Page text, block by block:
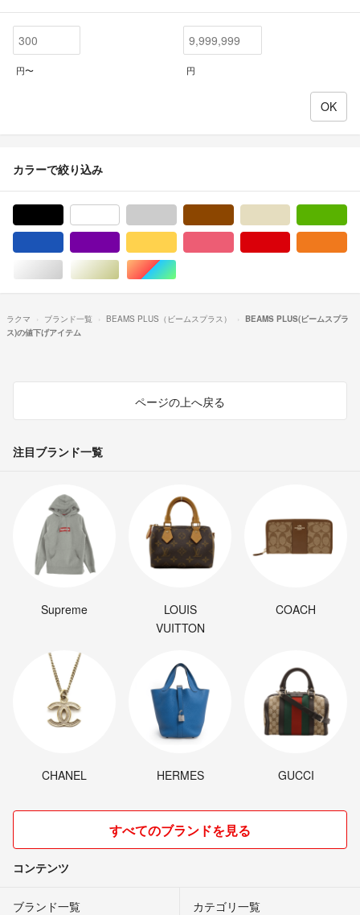
円〜 円
カラーで絞り込み
シルバー/銀色系ゴールド/金色系マルチカラー
ラクマ ブランド一覧 BEAMS PLUS（ビームスプラス）
BEAMS PLUS(ビームスプラ
ス)の値下げアイテム
ページの上へ戻る
注目ブランド一覧
Supreme
LOUIS
VUITTON
COACH
CHANEL HERMES GUCCI
すべてのブランドを見る
コンテンツ
ブランド一覧 カテゴリ一覧